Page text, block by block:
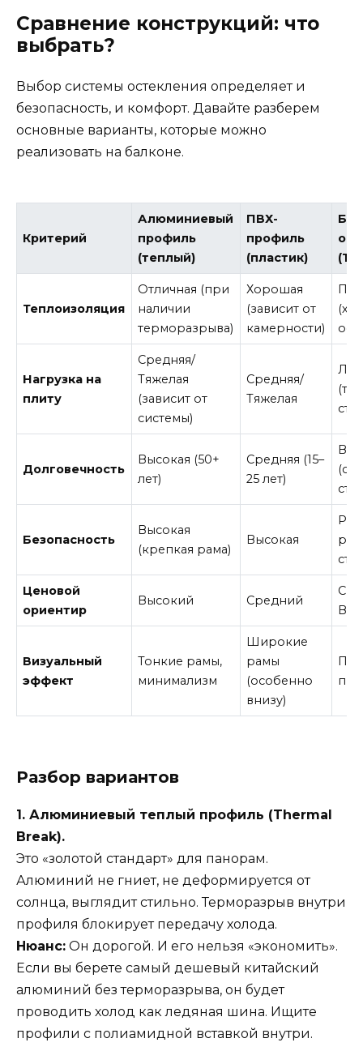
Сравнение конструкций: что
выбрать?
Выбор системы остекления определяет и
безопасность, и комфорт. Давайте разберем
основные варианты, которые можно
реализовать на балконе.
Критерий
Алюминиевый
профиль
(теплый)
ПВХ-
профиль
(пластик)
Теплоизоляция
Отличная (при
наличии
терморазрыва)
Хорошая
(зависит от
камерности)
Нагрузка на
плиту
Средняя/
Тяжелая
(зависит от
системы)
Средняя/
Тяжелая
Долговечность
Высокая (50+
лет)
Средняя (15–
25 лет)
Безопасность
Высокая
(крепкая рама)
Высокая
Ценовой
ориентир
Высокий Средний
Визуальный
эффект
Тонкие рамы,
минимализм
Широкие
рамы
(особенно
внизу)
Разбор вариантов
1. Алюминиевый теплый профиль (Thermal
Break).
Это «золотой стандарт» для панорам.
Алюминий не гниет, не деформируется от
солнца, выглядит стильно. Терморазрыв внутри
профиля блокирует передачу холода.
Нюанс: Он дорогой. И его нельзя «экономить».
Если вы берете самый дешевый китайский
алюминий без терморазрыва, он будет
проводить холод как ледяная шина. Ищите
профили с полиамидной вставкой внутри.